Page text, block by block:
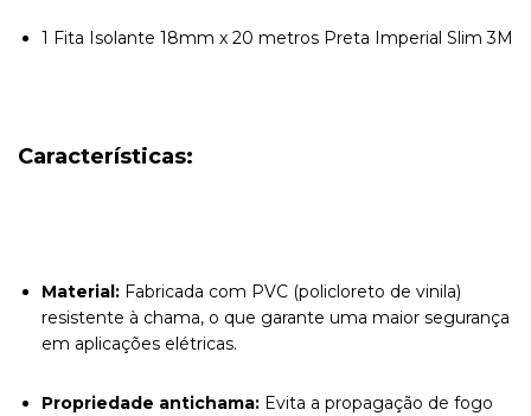
1 Fita Isolante 18mm x 20 metros Preta Imperial Slim 3M
Características:
Material: Fabricada com PVC (policloreto de vinila)
resistente à chama, o que garante uma maior segurança
em aplicações elétricas.
Propriedade antichama: Evita a propagação de fogo